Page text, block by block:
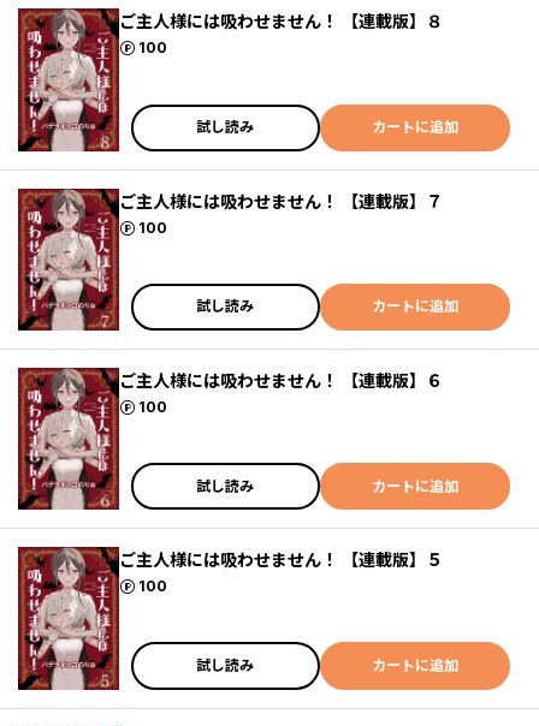
ご主人様には吸わせません！ 【連載版】８
100
ポイント
試し読み カートに追加
ご主人様には吸わせません！ 【連載版】７
100
ポイント
試し読み カートに追加
ご主人様には吸わせません！ 【連載版】６
100
ポイント
試し読み カートに追加
ご主人様には吸わせません！ 【連載版】５
100
ポイント
試し読み カートに追加